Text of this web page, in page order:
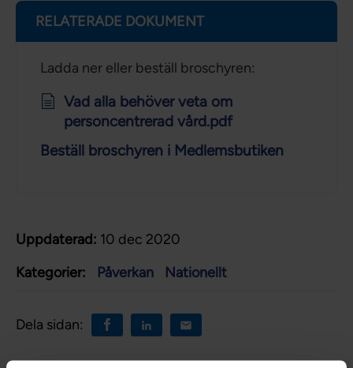
RELATERADE DOKUMENT
Ladda ner eller beställ broschyren:
Vad alla behöver veta om
personcentrerad vård.pdf
Beställ broschyren i Medlemsbutiken
Uppdaterad: 10 dec 2020
Kategorier:
Påverkan Nationellt
Dela sidan: